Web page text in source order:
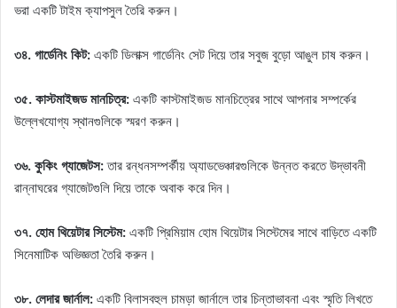
ভরা একটি টাইম ক্যাপসুল তৈরি করুন।
৩৪. গার্ডেনিং কিট: একটি ডিলাক্স গার্ডেনিং সেট দিয়ে তার সবুজ বুড়ো আঙুল চাষ করুন।
৩৫. কাস্টমাইজড মানচিত্র: একটি কাস্টমাইজড মানচিত্রের সাথে আপনার সম্পর্কের
উল্লেখযোগ্য স্থানগুলিকে স্মরণ করুন।
৩৬. কুকিং গ্যাজেটস:তার রন্ধনসম্পর্কীয় অ্যাডভেঞ্চারগুলিকে উন্নত করতে উদ্ভাবনী
রান্নাঘরের গ্যাজেটগুলি দিয়ে তাকে অবাক করে দিন।
৩৭. হোম থিয়েটার সিস্টেম: একটি প্রিমিয়াম হোম থিয়েটার সিস্টেমের সাথে বাড়িতে একটি
সিনেমাটিক অভিজ্ঞতা তৈরি করুন।
৩৮. লেদার জার্নাল: একটি বিলাসবহুল চামড়া জার্নালে তার চিন্তাভাবনা এবং স্মৃতি লিখতে